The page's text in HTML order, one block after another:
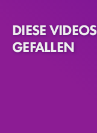
DIESE
GEFALLEN